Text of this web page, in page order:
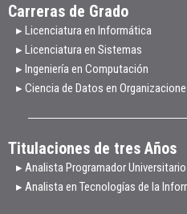
Carreras de Grado
▸ Licenciatura en Informática
▸ Licenciatura en Sistemas
▸ Ingeniería en Computación
▸ Ciencia de Datos en
Titulaciones de tres Años
▸ Analista Programador Universitario
▸ Analista en Tecnologías de la